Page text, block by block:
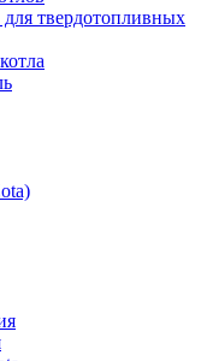
для твердотопливных